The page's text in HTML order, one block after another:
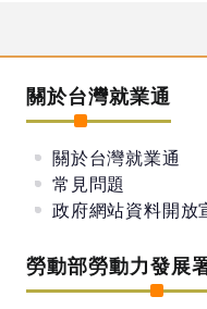
關於台灣就業通
關於台灣就業通
常見問題
政府網站資料開放
勞動部勞動力發展